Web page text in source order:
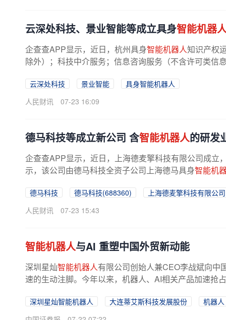
云深处科技、景业智能等成立具身智能机器
企查查APP显示，近日，杭州具身智能机器人知识产权
除外）；科技中介服务；信息咨询服务（不含许可类信
云深处科技 景业智能
具身智能机器人
人民财讯
07-23 16:09
德马科技等成立新公司 含智能机器人的研发
企查查APP显示，近日，上海德麦擎科技有限公司成立
示，该公司由德马科技全资子公司上海德马具身智能机
德马科技 德马科技(688360)
上海德麦擎科技有限公司
人民财讯
07-23 15:43
智能机器人与AI 重塑中国外贸新动能
深圳星灿智能机器人有限公司创始人兼CEO李战斌向中
速的生动注脚。今年以来，机器人、AI相关产品加速抢
深圳星灿智能机器人 大连蒂艾斯科技发展股份
机器人